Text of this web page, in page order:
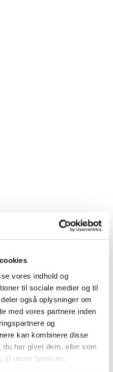
vores indhold og
til sociale medier og til
også oplysninger om
med vores partnere inden
og
kan kombinere disse
du har givet dem, eller som
af deres tjenester.